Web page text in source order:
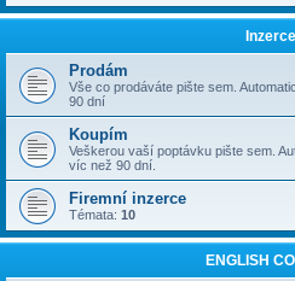
Inzerce
Prodám
Vše co prodáváte pište sem.
90 dní
Koupím
Veškerou vaší poptávku pište sem.
víc než 90 dní.
Firemní inzerce
Témata: 10
ENGLISH